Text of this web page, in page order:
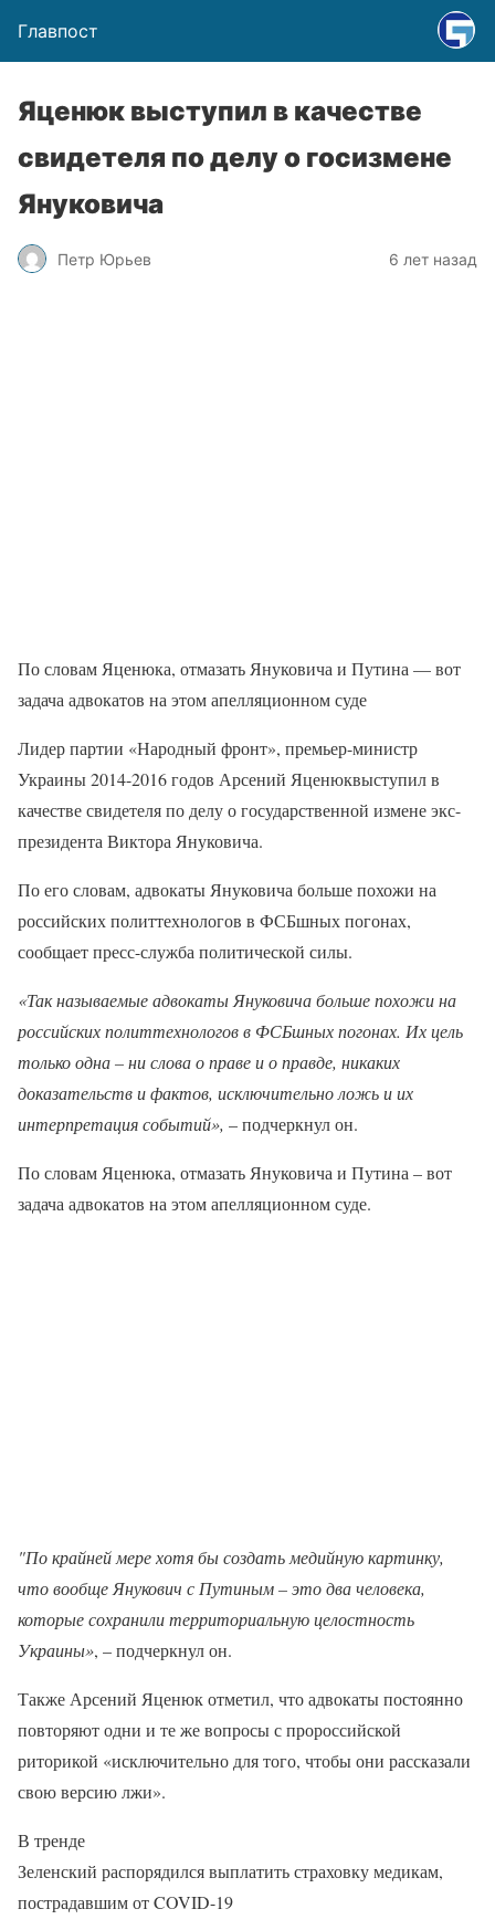
Главпост
Яценюк выступил в качестве
свидетеля по делу о госизмене
Януковича
Петр Юрьев 6 лет назад
По словам Яценюка, отмазать Януковича и Путина — вот
задача адвокатов на этом апелляционном суде
Лидер партии «Народный фронт», премьер-министр
Украины 2014-2016 годов Арсений Яценюквыступил в
качестве свидетеля по делу о государственной измене экс-
президента Виктора Януковича.
По его словам, адвокаты Януковича больше похожи на
российских политтехнологов в ФСБшных погонах,
сообщает пресс-служба политической силы.
«Так называемые адвокаты Януковича больше похожи на
российских политтехнологов в ФСБшных погонах. Их цель
только одна – ни слова о праве и о правде, никаких
доказательств и фактов, исключительно ложь и их
интерпретация событий», – подчеркнул он.
По словам Яценюка, отмазать Януковича и Путина – вот
задача адвокатов на этом апелляционном суде.
"По крайней мере хотя бы создать медийную картинку,
что вообще Янукович с Путиным – это два человека,
которые сохранили территориальную целостность
Украины», – подчеркнул он.
Также Арсений Яценюк отметил, что адвокаты постоянно
повторяют одни и те же вопросы с пророссийской
риторикой «исключительно для того, чтобы они рассказали
свою версию лжи».
В тренде
Зеленский распорядился выплатить страховку медикам,
пострадавшим от COVID-19